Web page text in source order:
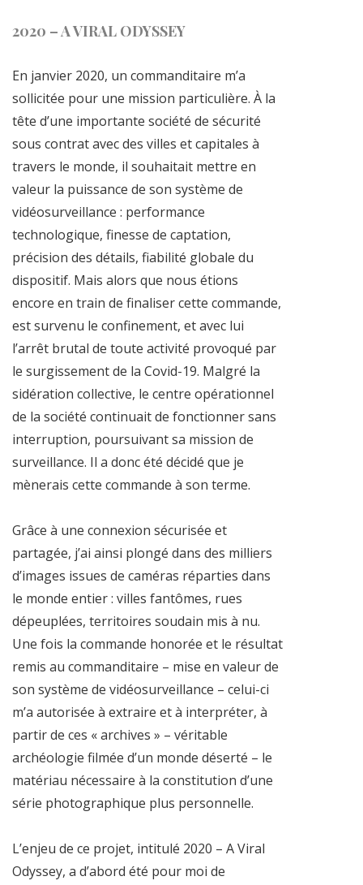
2020 – A VIRAL ODYSSEY
En janvier 2020, un commanditaire m’a
sollicitée pour une mission particulière. À la
tête d’une importante société de sécurité
sous contrat avec des villes et capitales à
travers le monde, il souhaitait mettre en
valeur la puissance de son système de
vidéosurveillance : performance
technologique, finesse de captation,
précision des détails, fiabilité globale du
dispositif. Mais alors que nous étions
encore en train de finaliser cette commande,
est survenu le confinement, et avec lui
l’arrêt brutal de toute activité provoqué par
le surgissement de la Covid-19. Malgré la
sidération collective, le centre opérationnel
de la société continuait de fonctionner sans
interruption, poursuivant sa mission de
surveillance. Il a donc été décidé que je
mènerais cette commande à son terme.
Grâce à une connexion sécurisée et
partagée, j’ai ainsi plongé dans des milliers
d’images issues de caméras réparties dans
le monde entier : villes fantômes, rues
dépeuplées, territoires soudain mis à nu.
Une fois la commande honorée et le résultat
remis au commanditaire – mise en valeur de
son système de vidéosurveillance – celui-ci
m’a autorisée à extraire et à interpréter, à
partir de ces « archives » – véritable
archéologie filmée d’un monde déserté – le
matériau nécessaire à la constitution d’une
série photographique plus personnelle.
L’enjeu de ce projet, intitulé 2020 – A Viral
Odyssey, a d’abord été pour moi de